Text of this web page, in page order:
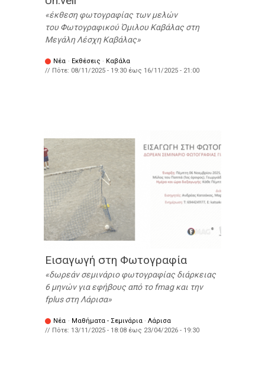
έκθεση φωτογραφίας των μελών
του Φωτογραφικoύ Όμιλου Καβάλας στη
Μεγάλη Λέσχη Καβάλας
Νέα · Εκθέσεις · Καβάλα
// Πότε: 08/11/2025 - 19:30 έως 16/11/2025 - 21:00
Εισαγωγή στη Φωτογραφία
δωρεάν σεμινάριο φωτογραφίας διάρκειας
6 μηνών για εφήβους από το fmag και την
fplus στη Λάρισα
Νέα · Μαθήματα - Σεμινάρια · Λάρισα
// Πότε: 13/11/2025 - 18:08 έως 23/04/2026 - 19:30